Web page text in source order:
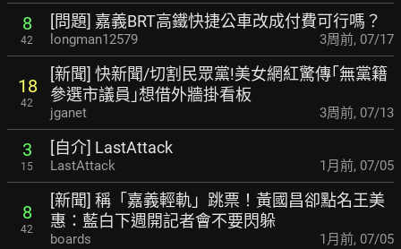
8
42
[問題] 嘉義BRT高鐵快捷公車改成付費可行嗎？
longman12579 3周前, 07/17
18
42
[新聞] 快新聞/切割民眾黨!美女網紅驚傳｢無黨籍
參選市議員｣想借外牆掛看板
jganet 3周前, 07/13
3
15
[自介] LastAttack
LastAttack 1月前, 07/05
8
42
[新聞] 稱「嘉義輕軌」跳票！黃國昌卻點名王美
惠 ：藍白下週開記者會不要閃躲
boards 1月前, 07/05